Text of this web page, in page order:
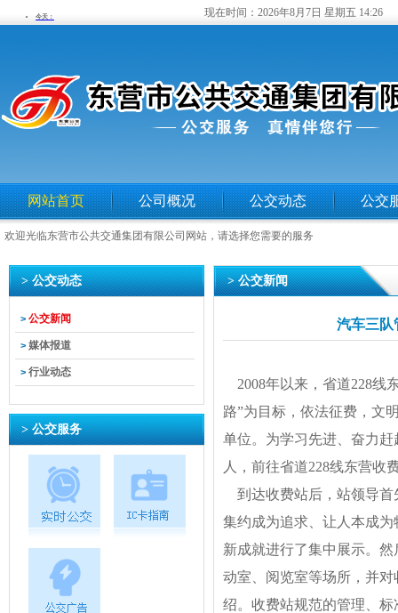
现在时间： 2026年8月7日 星期五 14:26
网站首页 公司概况 公交动态 公交
欢迎光临东营市公共交通集团有限公司网站，请选择您需要的服务
> 公交动态
> 公交新闻
> 媒体报道
> 行业动态
> 公交服务
> 公交新闻
汽车三队
2008年以来，省道228线
路”为目标，依法征费，文
单位。为学习先进、奋力赶
人，前往省道228线东营收
到达收费站后，站领导首
集约成为追求、让人本成为
新成就进行了集中展示。
动室、阅览室等场所，并
绍。收费站规范的管理、